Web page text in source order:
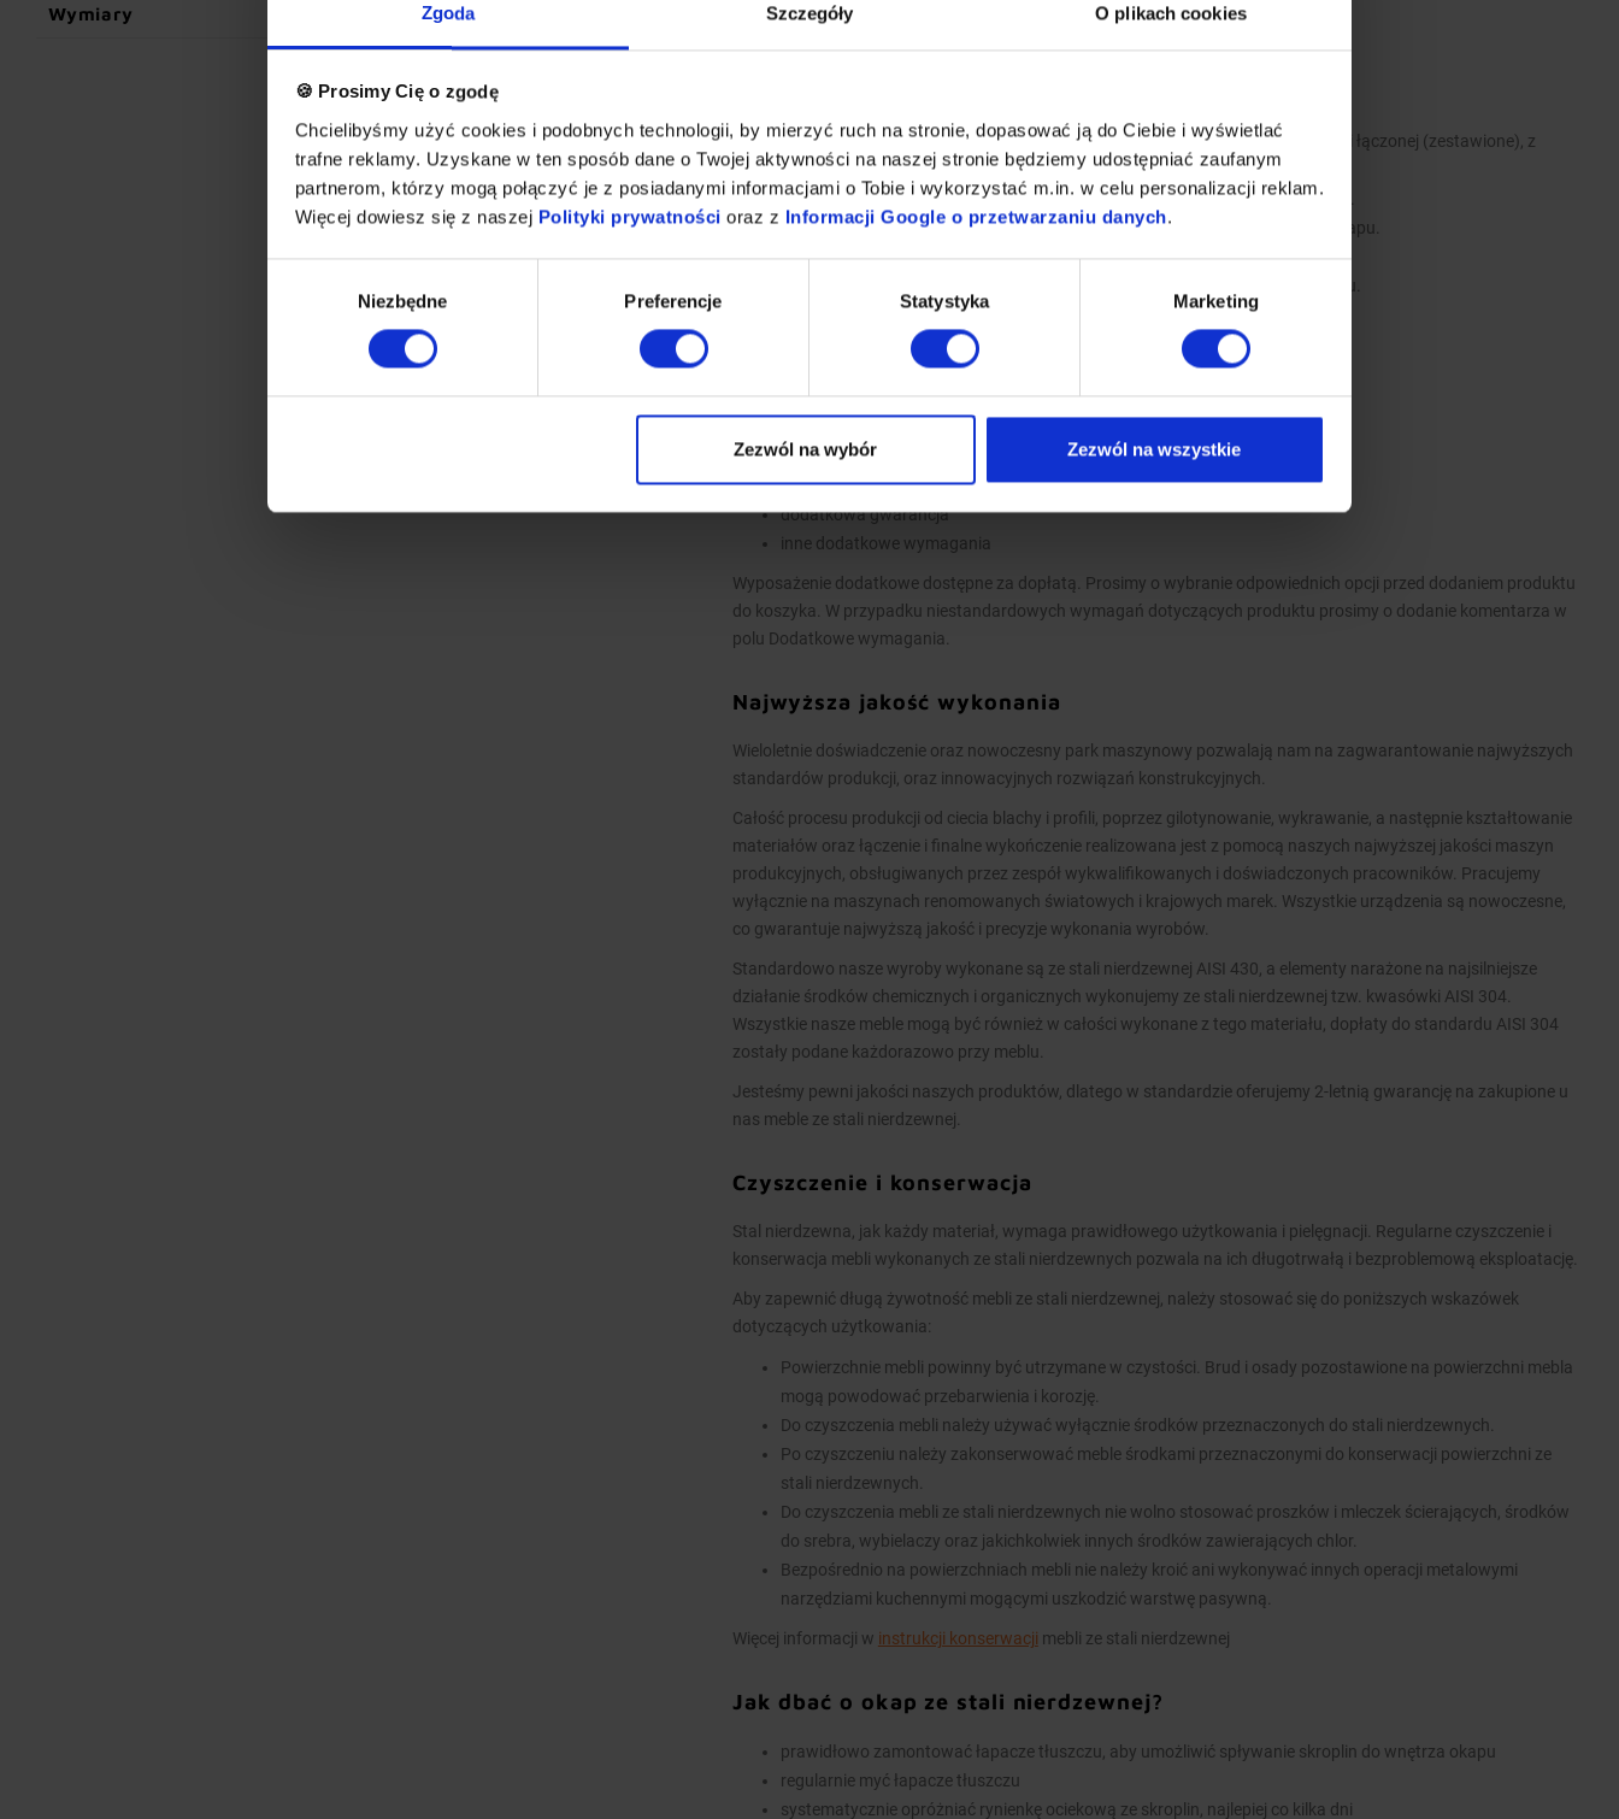
Zgoda Szczegóły O plikach cookies
🍪 Prosimy Cię o zgodę
Chcielibyśmy użyć cookies i podobnych technologii, by mierzyć ruch na stronie, dopasować ją do Ciebie i wyświetlać
trafne reklamy. Uzyskane w ten sposób dane o Twojej aktywności na naszej stronie będziemy udostępniać zaufanym
partnerom, którzy mogą połączyć je z posiadanymi informacjami o Tobie i wykorzystać m.in. w celu personalizacji reklam.
Więcej dowiesz się z naszej Polityki prywatności oraz z Informacji Google o przetwarzaniu danych.
Niezbędne Preferencje Statystyka Marketing
Zezwól na wybór Zezwól na wszystkie
Wymiary
Wykonanie
Okapy nawiewno-wywiewne o wymiarach A>2600 mm wykonane są w wersji łączonej (zestawione), z
dwóch lub więcej indywidualnych nieprzelotowych modułów.
Okapy wyposażone są w system otworów i zawiesi umożliwiających montaż.
Łapacze tłuszczu, króćce i oświetlenie stanowią dodatkowe wyposażenie okapu.
Okapy nie są wyposażone w wentylatory.
Okap należy podłączyć do wentylatora lub instalacji wentylacyjnej w budynku.
Opcje dodatkowe
łapacze tłuszczu wielokrotnego użytku, do mycia w każdej zmywarce
króćce okrągłe lub prostokątne
wykonanie w standardzie AISI 304
dodatkowa gwarancja
inne dodatkowe wymagania
Wyposażenie dodatkowe dostępne za dopłatą. Prosimy o wybranie odpowiednich opcji przed dodaniem produktu
do koszyka. W przypadku niestandardowych wymagań dotyczących produktu prosimy o dodanie komentarza w
polu Dodatkowe wymagania.
Najwyższa jakość wykonania
Wieloletnie doświadczenie oraz nowoczesny park maszynowy pozwalają nam na zagwarantowanie najwyższych
standardów produkcji, oraz innowacyjnych rozwiązań konstrukcyjnych.
Całość procesu produkcji od ciecia blachy i profili, poprzez gilotynowanie, wykrawanie, a następnie kształtowanie
materiałów oraz łączenie i finalne wykończenie realizowana jest z pomocą naszych najwyższej jakości maszyn
produkcyjnych, obsługiwanych przez zespół wykwalifikowanych i doświadczonych pracowników. Pracujemy
wyłącznie na maszynach renomowanych światowych i krajowych marek. Wszystkie urządzenia są nowoczesne,
co gwarantuje najwyższą jakość i precyzje wykonania wyrobów.
Standardowo nasze wyroby wykonane są ze stali nierdzewnej AISI 430, a elementy narażone na najsilniejsze
działanie środków chemicznych i organicznych wykonujemy ze stali nierdzewnej tzw. kwasówki AISI 304.
Wszystkie nasze meble mogą być również w całości wykonane z tego materiału, dopłaty do standardu AISI 304
zostały podane każdorazowo przy meblu.
Jesteśmy pewni jakości naszych produktów, dlatego w standardzie oferujemy 2-letnią gwarancję na zakupione u
nas meble ze stali nierdzewnej.
Czyszczenie i konserwacja
Stal nierdzewna, jak każdy materiał, wymaga prawidłowego użytkowania i pielęgnacji. Regularne czyszczenie i
konserwacja mebli wykonanych ze stali nierdzewnych pozwala na ich długotrwałą i bezproblemową eksploatację.
Aby zapewnić długą żywotność mebli ze stali nierdzewnej, należy stosować się do poniższych wskazówek
dotyczących użytkowania:
Powierzchnie mebli powinny być utrzymane w czystości. Brud i osady pozostawione na powierzchni mebla
mogą powodować przebarwienia i korozję.
Do czyszczenia mebli należy używać wyłącznie środków przeznaczonych do stali nierdzewnych.
Po czyszczeniu należy zakonserwować meble środkami przeznaczonymi do konserwacji powierzchni ze
stali nierdzewnych.
Do czyszczenia mebli ze stali nierdzewnych nie wolno stosować proszków i mleczek ścierających, środków
do srebra, wybielaczy oraz jakichkolwiek innych środków zawierających chlor.
Bezpośrednio na powierzchniach mebli nie należy kroić ani wykonywać innych operacji metalowymi
narzędziami kuchennymi mogącymi uszkodzić warstwę pasywną.
Więcej informacji w instrukcji konserwacji mebli ze stali nierdzewnej
Jak dbać o okap ze stali nierdzewnej?
prawidłowo zamontować łapacze tłuszczu, aby umożliwić spływanie skroplin do wnętrza okapu
regularnie myć łapacze tłuszczu
systematycznie opróżniać rynienkę ociekową ze skroplin, najlepiej co kilka dni